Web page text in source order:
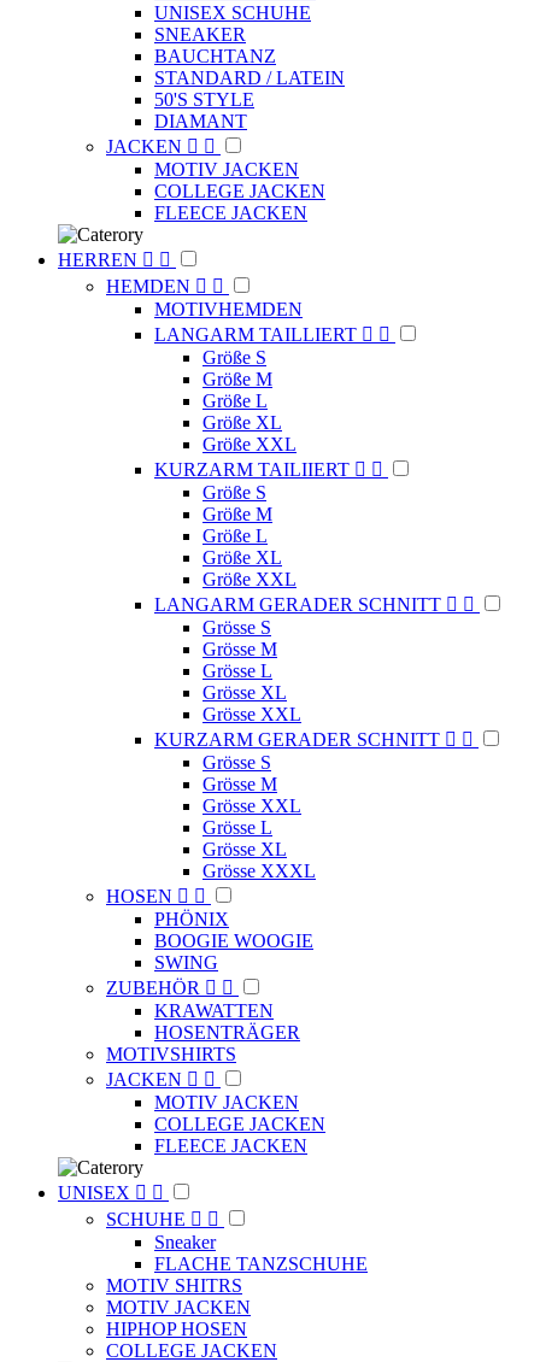
UNISEX SCHUHE
SNEAKER
BAUCHTANZ
STANDARD / LATEIN
50'S STYLE
DIAMANT
JACKEN  
MOTIV JACKEN
COLLEGE JACKEN
FLEECE JACKEN
HERREN  
HEMDEN  
MOTIVHEMDEN
LANGARM TAILLIERT  
Größe S
Größe M
Größe L
Größe XL
Größe XXL
KURZARM TAILIIERT  
Größe S
Größe M
Größe L
Größe XL
Größe XXL
LANGARM GERADER SCHNITT  
Grösse S
Grösse M
Grösse L
Grösse XL
Grösse XXL
KURZARM GERADER SCHNITT  
Grösse S
Grösse M
Grösse XXL
Grösse L
Grösse XL
Grösse XXXL
HOSEN  
PHÖNIX
BOOGIE WOOGIE
SWING
ZUBEHÖR  
KRAWATTEN
HOSENTRÄGER
MOTIVSHIRTS
JACKEN  
MOTIV JACKEN
COLLEGE JACKEN
FLEECE JACKEN
UNISEX  
SCHUHE  
Sneaker
FLACHE TANZSCHUHE
MOTIV SHITRS
MOTIV JACKEN
HIPHOP HOSEN
COLLEGE JACKEN